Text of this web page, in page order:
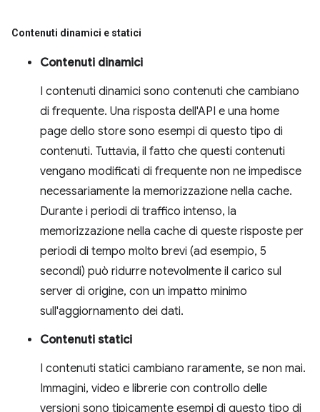
Contenuti dinamici e statici
Contenuti dinamici
I contenuti dinamici sono contenuti che cambiano
di frequente. Una risposta dell'API e una home
page dello store sono esempi di questo tipo di
contenuti. Tuttavia, il fatto che questi contenuti
vengano modificati di frequente non ne impedisce
necessariamente la memorizzazione nella cache.
Durante i periodi di traffico intenso, la
memorizzazione nella cache di queste risposte per
periodi di tempo molto brevi (ad esempio, 5
secondi) può ridurre notevolmente il carico sul
server di origine, con un impatto minimo
sull'aggiornamento dei dati.
Contenuti statici
I contenuti statici cambiano raramente, se non mai.
Immagini, video e librerie con controllo delle
versioni sono tipicamente esempi di questo tipo di